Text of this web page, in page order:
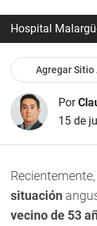
Hospital
Agregar Sitio
Por
15 de
Recientemente,
situación
vecino de 53